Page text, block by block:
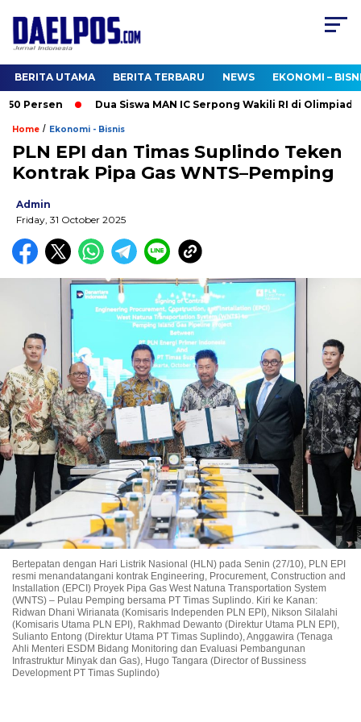
BERITA UTAMA BERITA TERBARU NEWS EKONOMI –
Persen Dua Siswa MAN IC Serpong Wakili RI di Olimpiade
Home / Ekonomi - Bisnis
PLN EPI dan Timas Suplindo Teken
Kontrak Pipa Gas WNTS–Pemping
Admin
Friday, 31 October 2025
Bertepatan dengan Hari Listrik Nasional (HLN) pada Senin (27/10), PLN EPI
resmi menandatangani kontrak Engineering, Procurement, Construction and
Installation (EPCI) Proyek Pipa Gas West Natuna Transportation System
(WNTS) – Pulau Pemping bersama PT Timas Suplindo. Kiri ke Kanan:
Ridwan Dhani Wirianata (Komisaris Independen PLN EPI), Nikson Silalahi
(Komisaris Utama PLN EPI), Rakhmad Dewanto (Direktur Utama PLN EPI),
Sulianto Entong (Direktur Utama PT Timas Suplindo), Anggawira (Tenaga
Ahli Menteri ESDM Bidang Monitoring dan Evaluasi Pembangunan
Infrastruktur Minyak dan Gas), Hugo Tangara (Director of Bussiness
Development PT Timas Suplindo)